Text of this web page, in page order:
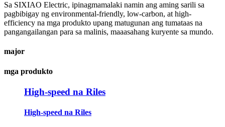
Sa SIXIAO Electric, ipinagmamalaki namin ang aming sarili sa
pagbibigay ng environmental-friendly, low-carbon, at high-
efficiency na mga produkto upang matugunan ang tumataas na
pangangailangan para sa malinis, maaasahang kuryente sa mundo.
major
mga produkto
High-speed na Riles
High-speed na Riles